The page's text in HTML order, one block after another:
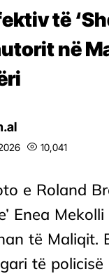
të
në
10,041
e Roland
Enea
të Maliqit.
të